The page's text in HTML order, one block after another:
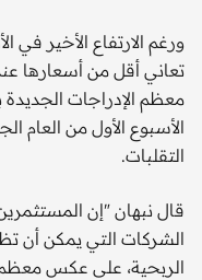
ورغم الارتفاع الأخير في
تعاني أقل من أسعارها
معظم الإدراجات
الأسبوع الأول من العام
التقلبات.
قال نبهان "إن
الشركات التي يمكن أن
الربحية، على عكس